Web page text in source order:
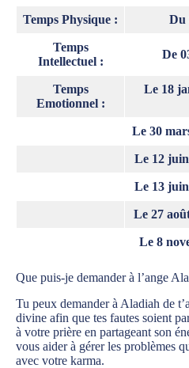
Temps Physique : Du
Temps
Intellectuel :
De
Temps
Emotionnel :
Le 18
Le 30
Le 12
Le 13
Le 27
Le 8
Que puis-je demander à l’ange
Tu peux demander à Aladiah de
divine afin que tes fautes soient
à votre prière en partageant son
vous aider à gérer les problèmes
avec votre karma.